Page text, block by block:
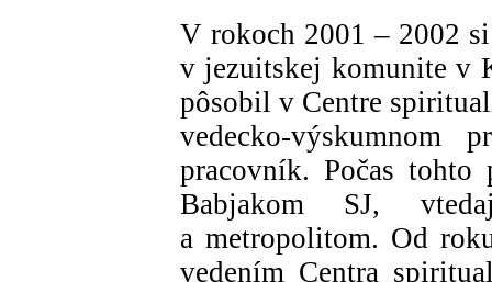
V rokoch 2001 – 2002
v jezuitskej komunite v
pôsobil v Centre
vedecko-výskumnom
pracovník. Počas tohto
Babjakom SJ,
a metropolitom. Od
vedením Centra